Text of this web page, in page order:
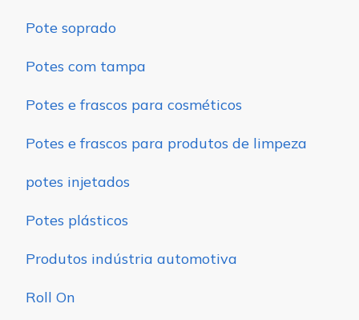
Pote soprado
Potes com tampa
Potes e frascos para cosméticos
Potes e frascos para produtos de limpeza
potes injetados
Potes plásticos
Produtos indústria automotiva
Roll On